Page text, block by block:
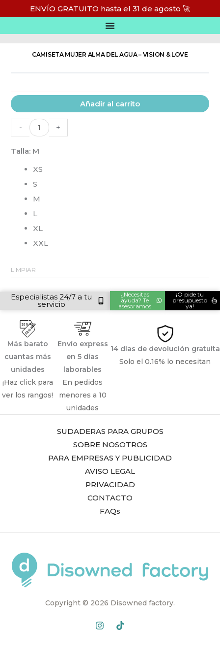
al
contenido
ENVÍO GRATUITO hasta el 31 de agosto 🚀
Christmas Collection - Alma del Agua
CAMISETA MUJER ALMA DEL AGUA – VISION & LOVE
Añadir al carrito
-
Camiseta
mujer
Alma
del
Agua
cantidad
+
Talla: M
XS
S
M
L
XL
XXL
LIMPIAR
Alternative:
¡O pide tu
presupuesto
ya!
Especialistas 24/7 a tu
servicio
¿Necesitas
ayuda? Te
asesoramos
Más barato
cuantas más
unidades
¡Haz click para
ver los rangos!
Envío express
en 5 días
laborables
En pedidos
menores a 10
unidades
14 días de devolución gratuita
Solo el 0.16% lo necesitan
SUDADERAS PARA GRUPOS
SOBRE NOSOTROS
PARA EMPRESAS Y PUBLICIDAD
AVISO LEGAL
PRIVACIDAD
CONTACTO
FAQs
Copyright © 2026 Disowned factory.